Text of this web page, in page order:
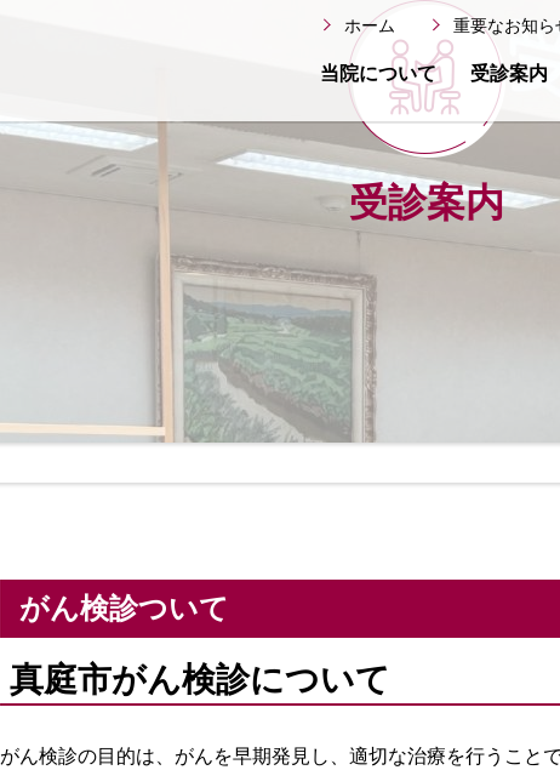
ホーム 重要なお知ら
当院について 受診案内
受診案内
がん検診ついて
真庭市がん検診について
がん検診の目的は、がんを早期発見し、適切な治療を行うこと